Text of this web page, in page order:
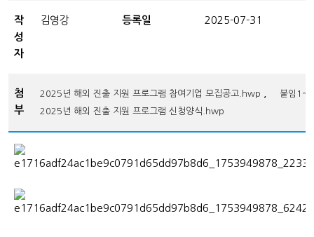
작
성
자
김영강 등록일 2025-07-31
첨
부
2025년 해외 진출 지원 프로그램 참여기업 모집공고.hwp
붙임
2025년 해외 진출 지원 프로그램 신청양식.hwp